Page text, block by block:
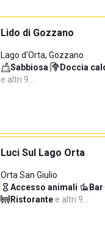
Lido di Gozzano
Lago d'Orta, Gozzano
Sabbiosa· Doccia
e altri 9…
Luci Sul Lago Orta
Orta San Giulio
Accesso animali· Bar·
Ristorante·e altri 9…